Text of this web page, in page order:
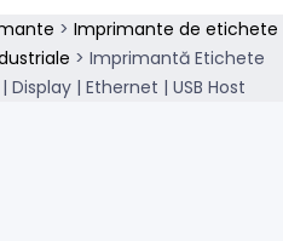
> Imprimante de etichete
> Imprimantă Etichete
| Ethernet | USB Host